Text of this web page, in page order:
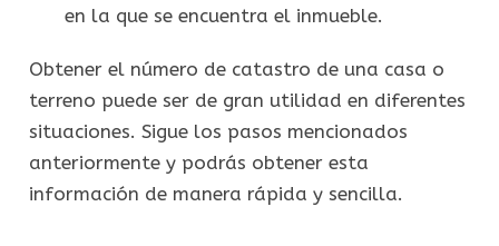
en la que se encuentra el inmueble.
Obtener el número de catastro de una casa o
terreno puede ser de gran utilidad en diferentes
situaciones. Sigue los pasos mencionados
anteriormente y podrás obtener esta
información de manera rápida y sencilla.